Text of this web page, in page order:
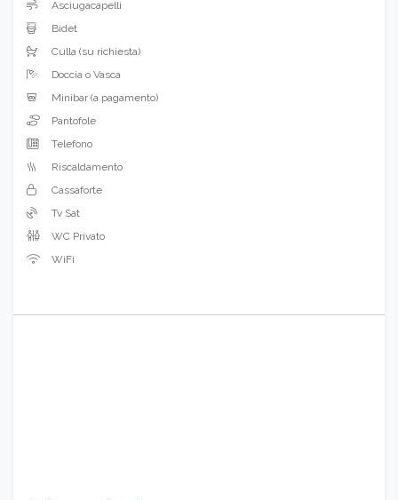
Asciugacapelli
Bidet
Culla (su richiesta)
Doccia o Vasca
Minibar (a pagamento)
Pantofole
Telefono
Riscaldamento
Cassaforte
Tv Sat
WC Privato
WiFi